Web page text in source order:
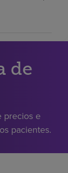
de
precios e
pacientes.